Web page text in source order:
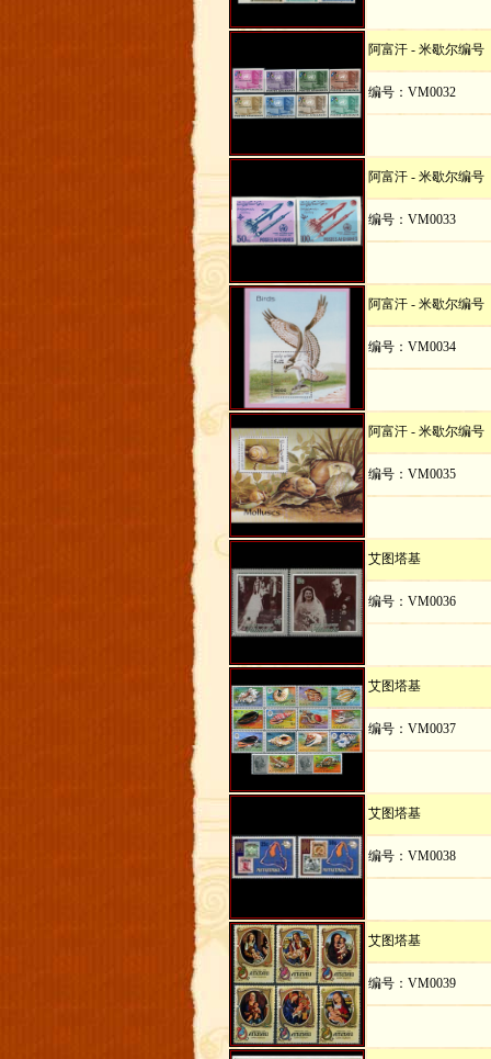
阿富汗 - 米歇尔编号
编号：VM0032
阿富汗 - 米歇尔编号
编号：VM0033
阿富汗 - 米歇尔编号
编号：VM0034
阿富汗 - 米歇尔编号
编号：VM0035
艾图塔基
编号：VM0036
艾图塔基
编号：VM0037
艾图塔基
编号：VM0038
艾图塔基
编号：VM0039